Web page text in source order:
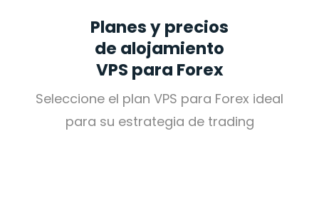
Planes y precios
de alojamiento
VPS para Forex
Seleccione el plan VPS para Forex ideal
para su estrategia de trading